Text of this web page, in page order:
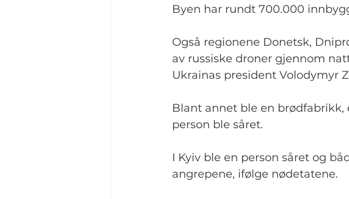
Byen har rundt 700.000
Også regionene Donetsk,
av russiske droner gjennom
Ukrainas president Volodymyr
Blant annet ble en brødfabrikk,
person ble såret.
I Kyiv ble en person såret og
angrepene, ifølge nødetatene.